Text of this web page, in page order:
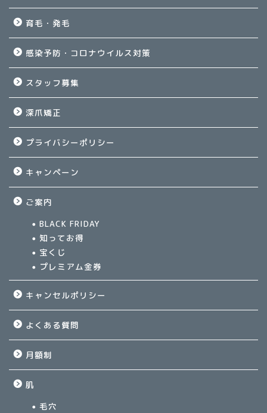
育毛・発毛
感染予防・コロナウイルス対策
スタッフ募集
深爪矯正
プライバシーポリシー
キャンペーン
ご案内
BLACK FRIDAY
知ってお得
宝くじ
プレミアム金券
キャンセルポリシー
よくある質問
月額制
肌
毛穴